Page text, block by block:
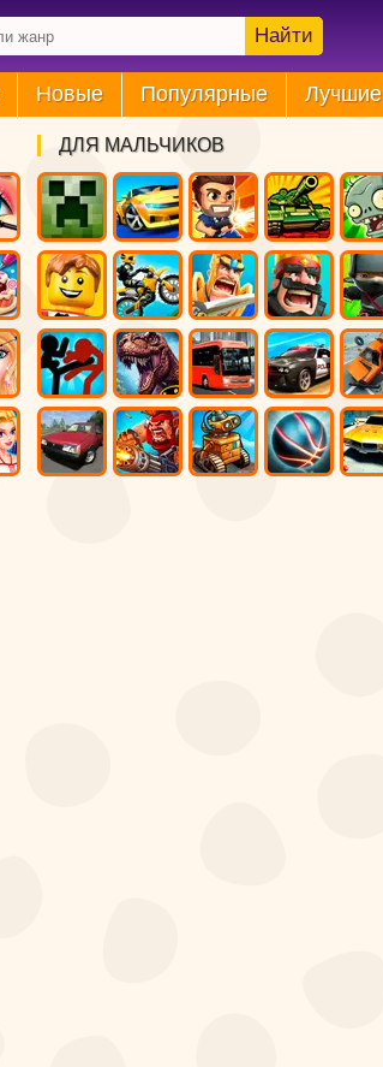
Найти
Новые Популярные Лучшие
ДЛЯ МАЛЬЧИКОВ